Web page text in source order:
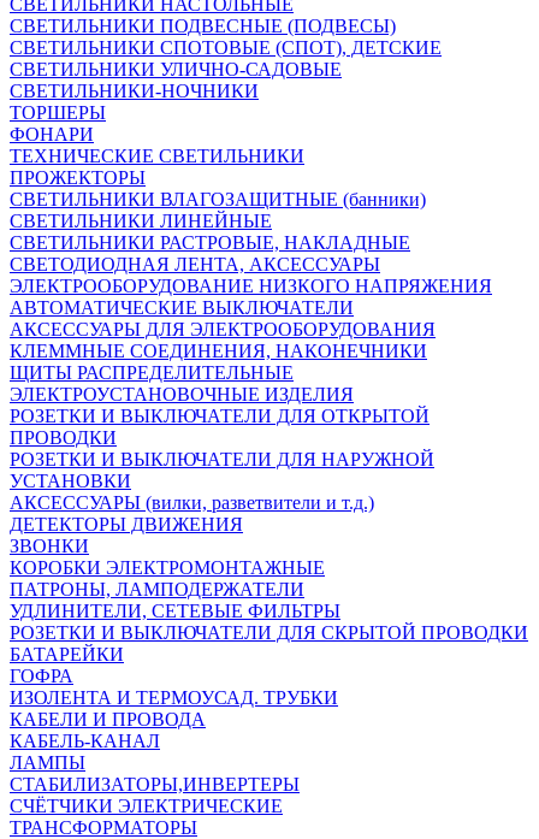
СВЕТИЛЬНИКИ НАСТОЛЬНЫЕ
СВЕТИЛЬНИКИ ПОДВЕСНЫЕ (ПОДВЕСЫ)
СВЕТИЛЬНИКИ СПОТОВЫЕ (СПОТ), ДЕТСКИЕ
СВЕТИЛЬНИКИ УЛИЧНО-САДОВЫЕ
СВЕТИЛЬНИКИ-НОЧНИКИ
ТОРШЕРЫ
ФОНАРИ
ТЕХНИЧЕСКИЕ СВЕТИЛЬНИКИ
ПРОЖЕКТОРЫ
СВЕТИЛЬНИКИ ВЛАГОЗАЩИТНЫЕ (банники)
СВЕТИЛЬНИКИ ЛИНЕЙНЫЕ
СВЕТИЛЬНИКИ РАСТРОВЫЕ, НАКЛАДНЫЕ
СВЕТОДИОДНАЯ ЛЕНТА, АКСЕССУАРЫ
ЭЛЕКТРООБОРУДОВАНИЕ НИЗКОГО НАПРЯЖЕНИЯ
АВТОМАТИЧЕСКИЕ ВЫКЛЮЧАТЕЛИ
АКСЕССУАРЫ ДЛЯ ЭЛЕКТРООБОРУДОВАНИЯ
КЛЕММНЫЕ СОЕДИНЕНИЯ, НАКОНЕЧНИКИ
ЩИТЫ РАСПРЕДЕЛИТЕЛЬНЫЕ
ЭЛЕКТРОУСТАНОВОЧНЫЕ ИЗДЕЛИЯ
РОЗЕТКИ И ВЫКЛЮЧАТЕЛИ ДЛЯ ОТКРЫТОЙ
ПРОВОДКИ
РОЗЕТКИ И ВЫКЛЮЧАТЕЛИ ДЛЯ НАРУЖНОЙ
УСТАНОВКИ
АКСЕССУАРЫ (вилки, разветвители и т.д.)
ДЕТЕКТОРЫ ДВИЖЕНИЯ
ЗВОНКИ
КОРОБКИ ЭЛЕКТРОМОНТАЖНЫЕ
ПАТРОНЫ, ЛАМПОДЕРЖАТЕЛИ
УДЛИНИТЕЛИ, СЕТЕВЫЕ ФИЛЬТРЫ
РОЗЕТКИ И ВЫКЛЮЧАТЕЛИ ДЛЯ СКРЫТОЙ ПРОВОДКИ
БАТАРЕЙКИ
ГОФРА
ИЗОЛЕНТА И ТЕРМОУСАД. ТРУБКИ
КАБЕЛИ И ПРОВОДА
КАБЕЛЬ-КАНАЛ
ЛАМПЫ
СТАБИЛИЗАТОРЫ,ИНВЕРТЕРЫ
СЧЁТЧИКИ ЭЛЕКТРИЧЕСКИЕ
ТРАНСФОРМАТОРЫ